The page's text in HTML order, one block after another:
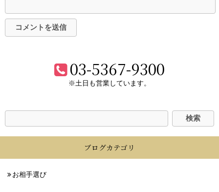
03-5367-9300
※土日も営業しています。
ブログカテゴリ
お相手選び